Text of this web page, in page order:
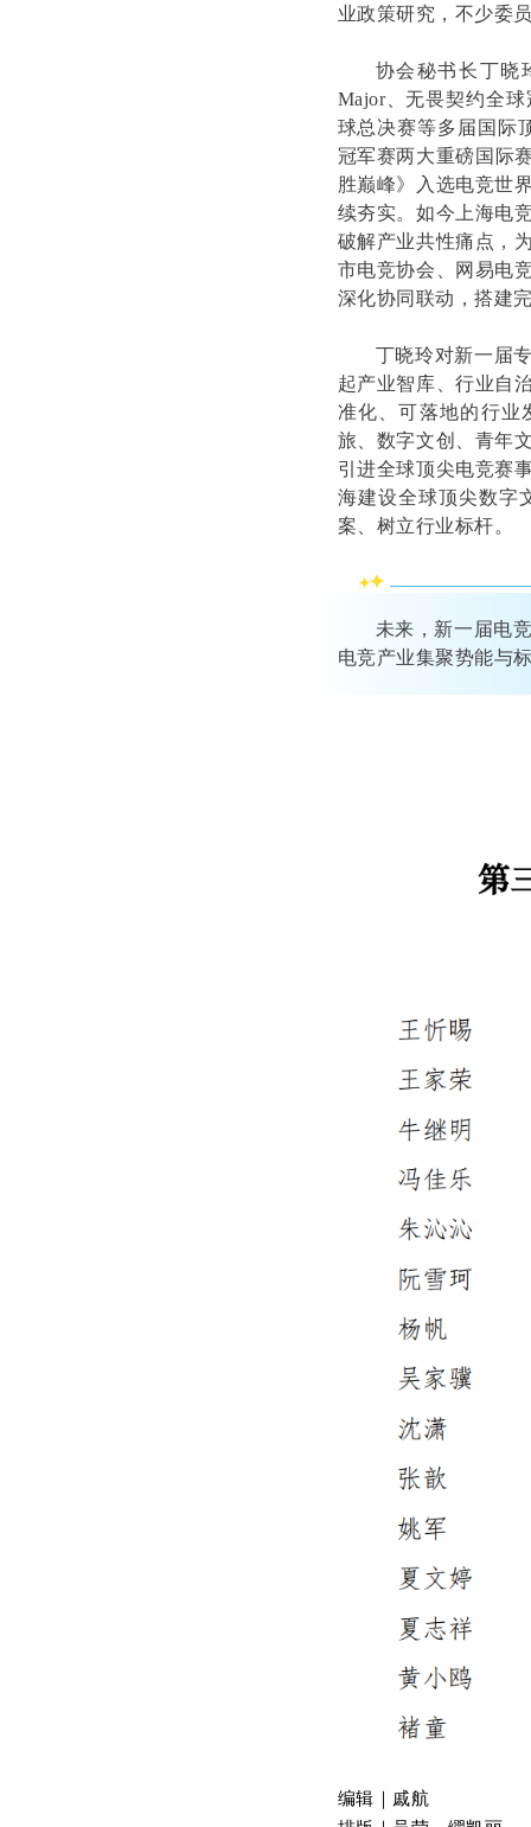
业政策研究，不少委
协会秘书长丁晓
Major、无畏契约全
球总决赛等多届国际
冠军赛两大重磅国际
胜巅峰》入选电竞世
续夯实。如今上海电
破解产业共性痛点，
市电竞协会、网易电
深化协同联动，搭建
丁晓玲对新一届
起产业智库、行业自
准化、可落地的行业
旅、数字文创、青年
引进全球顶尖电竞赛
海建设全球顶尖数字
案、树立行业标杆。
未来，新一届电
电竞产业集聚势能与
编辑
戚航